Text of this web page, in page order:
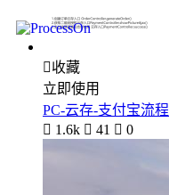
收藏
立即使用
PC-云存-支付宝流程
 1.6k  41  0